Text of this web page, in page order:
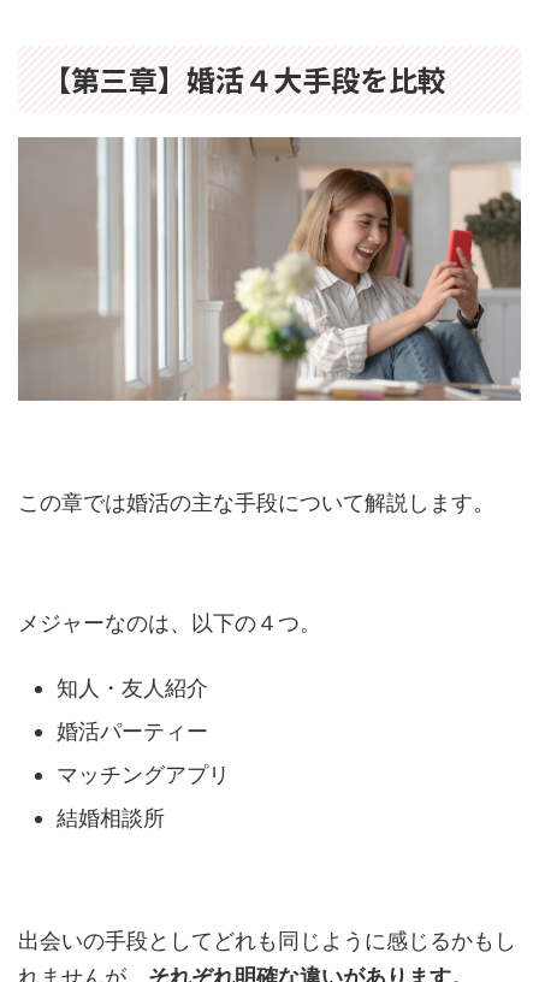
【第三章】婚活４大手段を比較
この章では婚活の主な手段について解説します。
メジャーなのは、以下の４つ。
知人・友人紹介
婚活パーティー
マッチングアプリ
結婚相談所
出会いの手段としてどれも同じように感じるかもし